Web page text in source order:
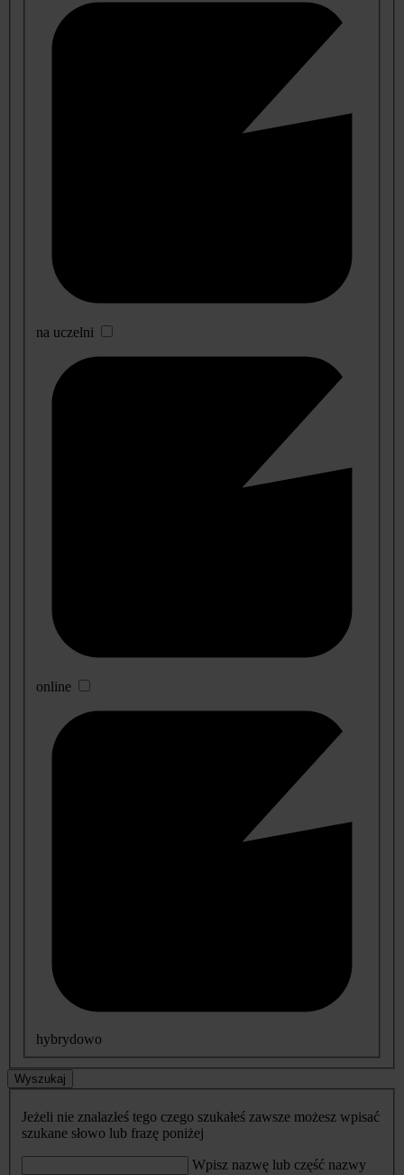
na uczelni
online
hybrydowo
Wyszukaj
Jeżeli nie znalazłeś tego czego szukałeś zawsze możesz wpisać
szukane słowo lub frazę poniżej
Wpisz nazwę lub część nazwy